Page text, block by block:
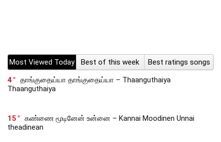
Most Viewed Today Best of this week
Best ratings songs
4
தாங்குதைய்யா தாங்குதைய்யா – Thaanguthaiya
Thaanguthaiya
15
கண்ணை மூடினேன் உன்னை – Kannai Moodinen Unnai
theadinean